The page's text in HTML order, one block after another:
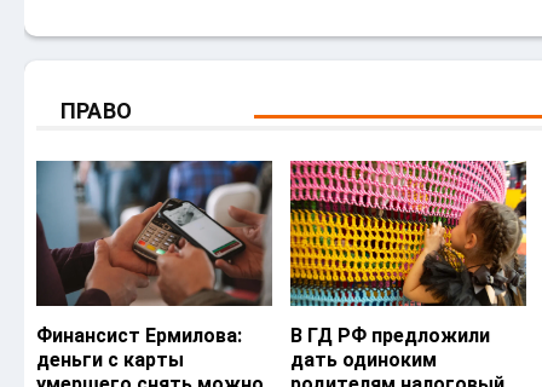
ПРАВО
Финансист Ермилова:
деньги с карты
В ГД РФ предложили
дать одиноким